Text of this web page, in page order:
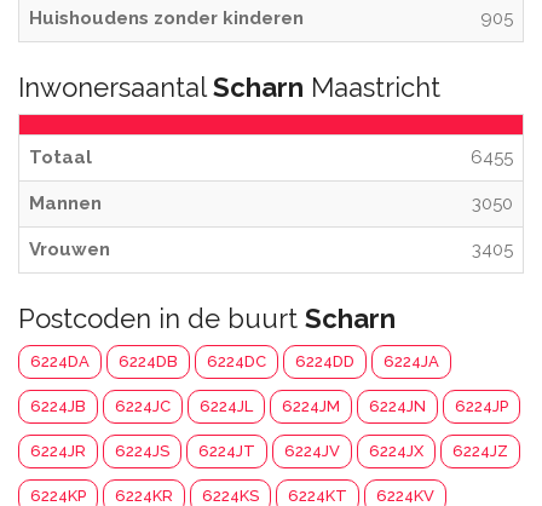
Huishoudens zonder kinderen 905
InwonersaantalScharn Maastricht
Totaal 6455
Mannen 3050
Vrouwen 3405
Postcoden in de buurt Scharn
6224DA 6224DB 6224DC 6224DD 6224JA
6224JB 6224JC 6224JL 6224JM 6224JN 6224JP
6224JR 6224JS 6224JT 6224JV 6224JX 6224JZ
6224KP 6224KR 6224KS 6224KT 6224KV